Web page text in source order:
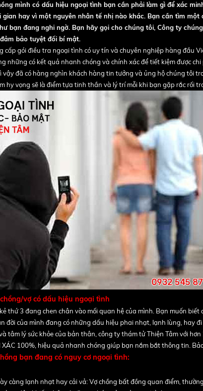
mình có dấu hiệu ngoại tình bạn cần phải làm gì để xác
hay vì một nguyên nhân tế nhị nào khác. Bạn cần tìm
bạn đang nghi ngờ. Bạn hãy gọi cho chúng tôi, Công ty
bảo tuyệt đối bí mật.
cấp gói điều tra ngoại tình có uy tín và chuyên nghiệp hàng đầu
những có kết quả nhanh chóng và chính xác để tiết kiệm được
đã có hàng nghìn khách hàng tin tưởng và ủng hộ chúng tôi
hy vọng sẽ là điểm tựa tinh thần và lý trí mỗi khi bạn gặp rắc rối
vợ có dấu hiệu ngoại tình
thứ 3 đang chen chân vào mối quan hệ của mình. Bạn muốn
đời của mình đang có những dấu hiệu phai nhạt, lạnh lùng, hay
tâm lý sức khỏe của bản thân, công ty thám tử Thiện Tâm với
XÁC 100%, hiệu quả nhanh chóng giúp bạn nắm bắt thông tin.
bạn đang có nguy cơ ngoại tình:
càng lạnh nhạt hay cải vả: Vợ chồng bất đồng quan điểm,